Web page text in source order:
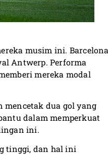
musim ini. Barcelona
Antwerp. Performa
mereka modal
dua gol yang
dalam memperkuat
ini.
tinggi, dan hal ini